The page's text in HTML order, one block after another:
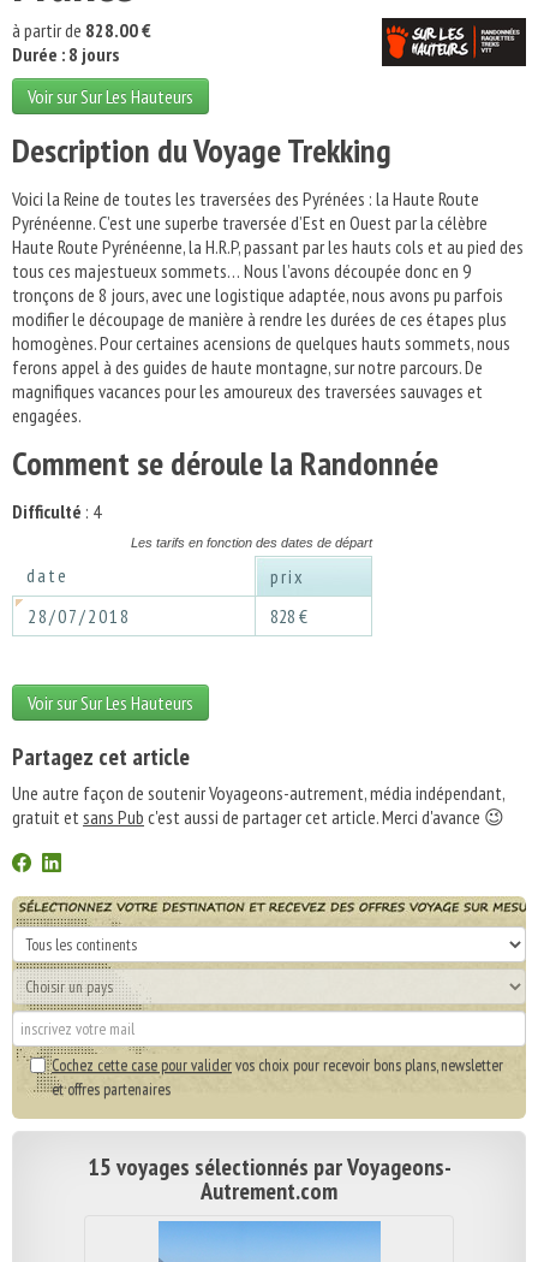
à partir de 828.00 €
Durée : 8 jours
Voir sur Sur Les Hauteurs
Description du Voyage Trekking
Voici la Reine de toutes les traversées des Pyrénées : la Haute Route
Pyrénéenne. C’est une superbe traversée d’Est en Ouest par la célèbre
Haute Route Pyrénéenne, la H.R.P, passant par les hauts cols et au pied des
tous ces majestueux sommets… Nous l’avons découpée donc en 9
tronçons de 8 jours, avec une logistique adaptée, nous avons pu parfois
modifier le découpage de manière à rendre les durées de ces étapes plus
homogènes. Pour certaines acensions de quelques hauts sommets, nous
ferons appel à des guides de haute montagne, sur notre parcours. De
magnifiques vacances pour les amoureux des traversées sauvages et
engagées.
Comment se déroule la Randonnée
Difficulté : 4
Les tarifs en fonction des dates de départ
date
prix
28/07/2018
828 €
Voir sur Sur Les Hauteurs
Partagez cet article
Une autre façon de soutenir Voyageons-autrement, média indépendant,
gratuit etsans Pub c'est aussi de partager cet article. Merci d'avance 😉
Cochez cette case pour validervos choix pour recevoir bons plans, newsletter
et offres partenaires
15 voyages sélectionnés par Voyageons-
Autrement.com